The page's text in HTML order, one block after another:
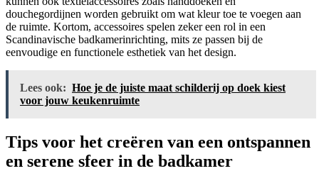
douchegordijnen worden gebruikt om wat kleur toe te voegen aan
de ruimte. Kortom, accessoires spelen zeker een rol in een
Scandinavische badkamerinrichting, mits ze passen bij de
eenvoudige en functionele esthetiek van het design.
Lees ook: Hoe je de juiste maat schilderij op doek kiest
voor jouw keukenruimte
Tips voor het creëren van een ontspannen
en serene sfeer in de badkamer